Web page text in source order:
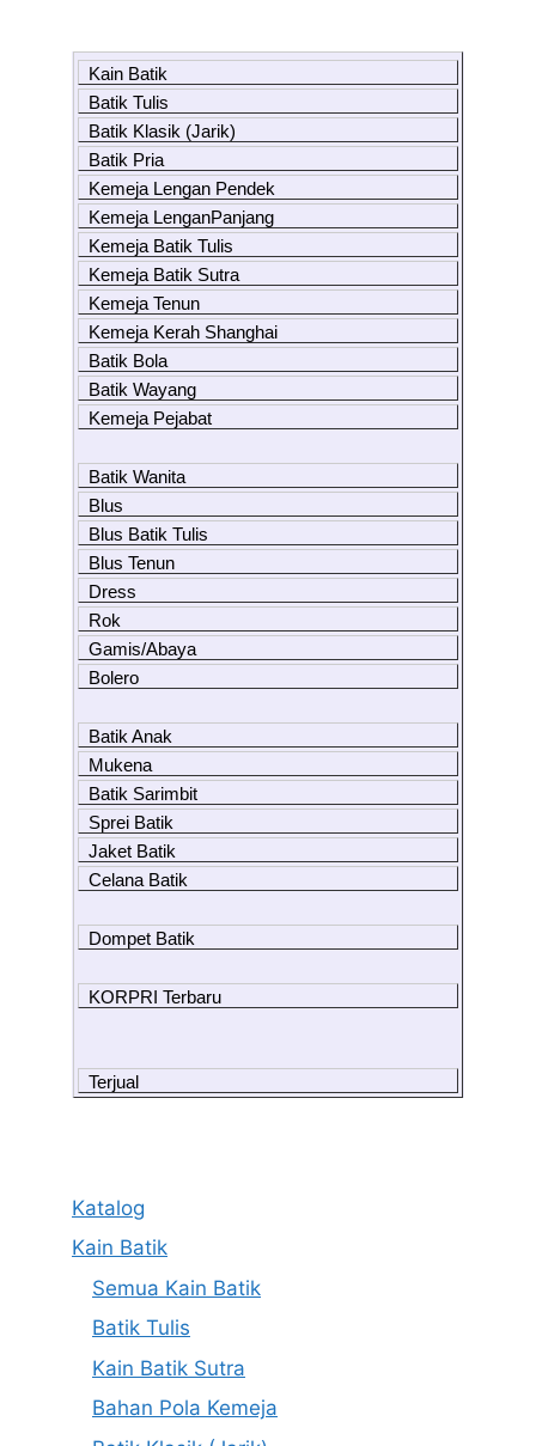
Kain Batik
Batik Tulis
Batik Klasik (Jarik)
Batik Pria
Kemeja Lengan Pendek
Kemeja LenganPanjang
Kemeja Batik Tulis
Kemeja Batik Sutra
Kemeja Tenun
Kemeja Kerah Shanghai
Batik Bola
Batik Wayang
Kemeja Pejabat
Batik Wanita
Blus
Blus Batik Tulis
Blus Tenun
Dress
Rok
Gamis/Abaya
Bolero
Batik Anak
Mukena
Batik Sarimbit
Sprei Batik
Jaket Batik
Celana Batik
Dompet Batik
KORPRI Terbaru
Terjual
Katalog
Kain Batik
Semua Kain Batik
Batik Tulis
Kain Batik Sutra
Bahan Pola Kemeja